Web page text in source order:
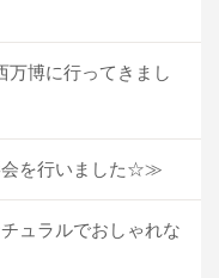
博に行ってきまし
を行いました☆≫
ュラルでおしゃれな